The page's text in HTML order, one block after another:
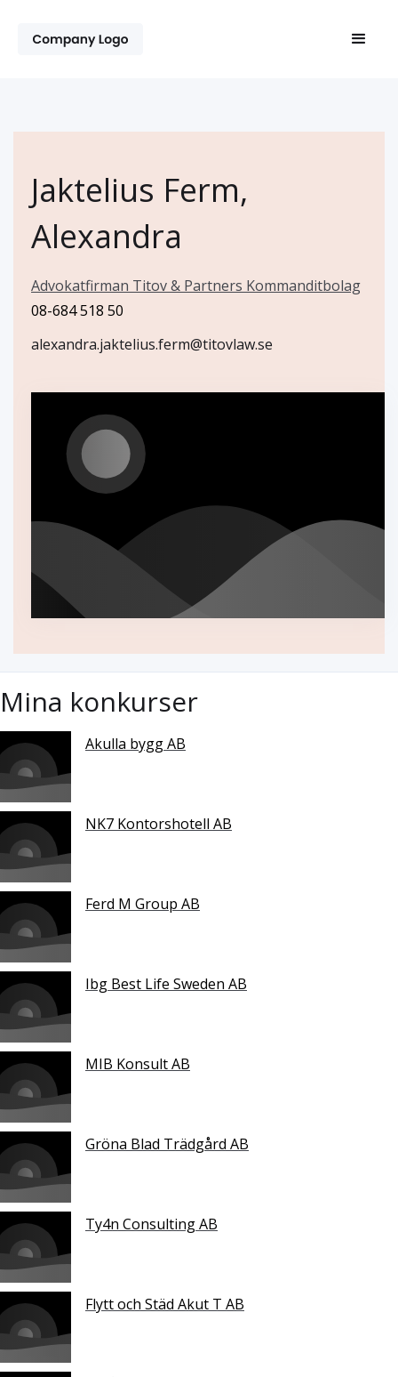
Jaktelius Ferm,
Alexandra
Advokatfirman Titov & Partners Kommanditbolag
08-684 518 50
alexandra.jaktelius.ferm@titovlaw.se
Mina konkurser
Akulla bygg AB
NK7 Kontorshotell AB
Ferd M Group AB
Ibg Best Life Sweden AB
MIB Konsult AB
Gröna Blad Trädgård AB
Ty4n Consulting AB
Flytt och Städ Akut T AB